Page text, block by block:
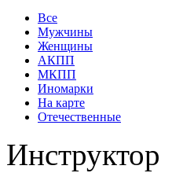
Все
Мужчины
Женщины
АКПП
МКПП
Иномарки
На карте
Отечественные
Инструктор